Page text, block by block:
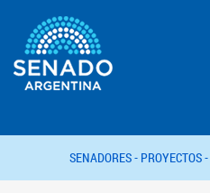
SENADORES - PROYECTOS -